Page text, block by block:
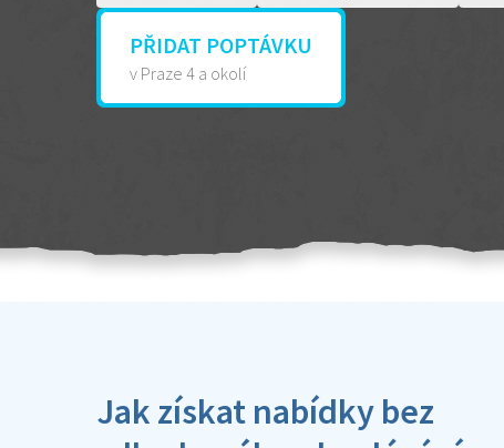
PŘIDAT POPTÁVKU
v Praze 4 a okolí
Jak získat nabídky bez